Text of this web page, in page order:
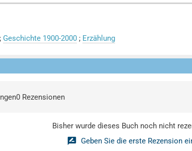
Geschichte 1900-2000; Erzählung
0 Rezensionen
Bisher wurde dieses Buch noch nicht
Geben Sie die erste Rezension